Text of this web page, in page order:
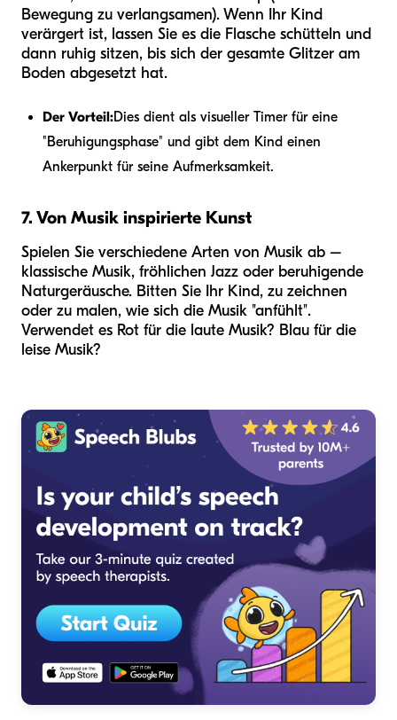
Bewegung zu verlangsamen). Wenn Ihr Kind
verärgert ist, lassen Sie es die Flasche schütteln und
dann ruhig sitzen, bis sich der gesamte Glitzer am
Boden abgesetzt hat.
Der Vorteil:Dies dient als visueller Timer für eine
"Beruhigungsphase" und gibt dem Kind einen
Ankerpunkt für seine Aufmerksamkeit.
7. Von Musik inspirierte Kunst
Spielen Sie verschiedene Arten von Musik ab –
klassische Musik, fröhlichen Jazz oder beruhigende
Naturgeräusche. Bitten Sie Ihr Kind, zu zeichnen
oder zu malen, wie sich die Musik "anfühlt".
Verwendet es Rot für die laute Musik? Blau für die
leise Musik?